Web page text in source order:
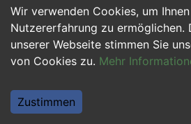
Wir verwenden Cookies, um
Nutzererfahrung zu ermöglichen.
unserer Webseite stimmen Sie
von Cookies zu. Mehr
Zustimmen
Personalwesen Assistenz,
Hilfskräfte, Aushilfs- und
Weiterbildung, Studium, duale